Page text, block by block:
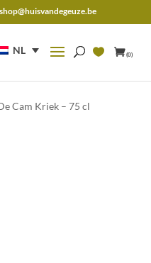
NL (0)
Cam Kriek – 75 cl